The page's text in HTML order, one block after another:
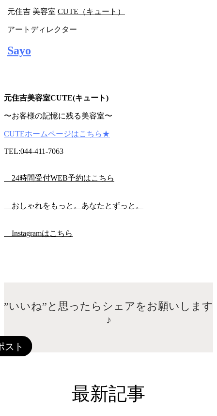
元住吉 美容室 CUTE（キュート）
アートディレクター
Sayo
元住吉美容室CUTE(キュート)
〜お客様の記憶に残る美容室〜
CUTEホームページはこちら★
TEL:044-411-7063
24時間受付WEB予約はこちら
おしゃれをもっと。あなたとずっと。
Instagramはこちら
”いいね”と思ったらシェアをお願いします
♪
最新記事